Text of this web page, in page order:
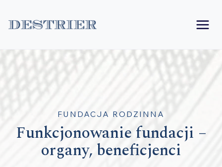
do
FUNDACJA RODZINNA
Funkcjonowanie fundacji –
organy, beneficjenci